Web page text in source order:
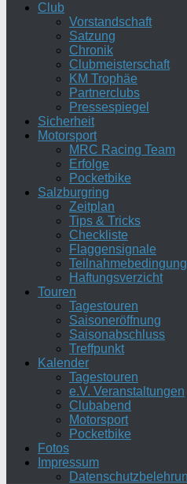
Club
Vorstandschaft
Satzung
Chronik
Clubmeisterschaft
KM Trophäe
Partnerclubs
Pressespiegel
Sicherheit
Motorsport
MRC Racing Team
Erfolge
Pocketbike
Salzburgring
Zeitplan
Tips & Tricks
Checkliste
Flaggensignale
Haftungsverzicht
Touren
Tagestouren
Saisoneröffnung
Saisonabschluss
Treffpunkt
Kalender
Tagestouren
e.V. Veranstaltungen
Clubabend
Motorsport
Pocketbike
Fotos
Impressum